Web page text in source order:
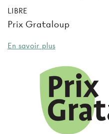
LIBRE
Prix Grataloup
En savoir plus